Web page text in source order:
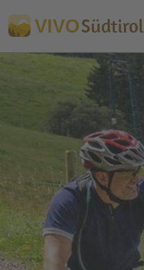
VIVOSüdtirol